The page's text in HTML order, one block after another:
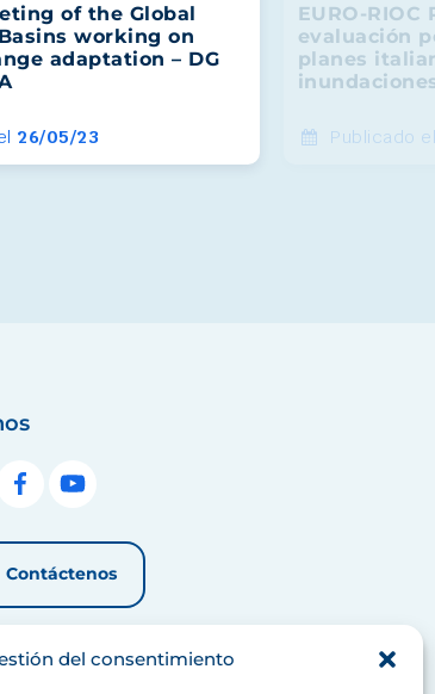
del consentimiento
of the Global
working on
adaptation – DG
26/05/23
EURO-RIOC
evaluación
planes
Publicado
Contáctenos